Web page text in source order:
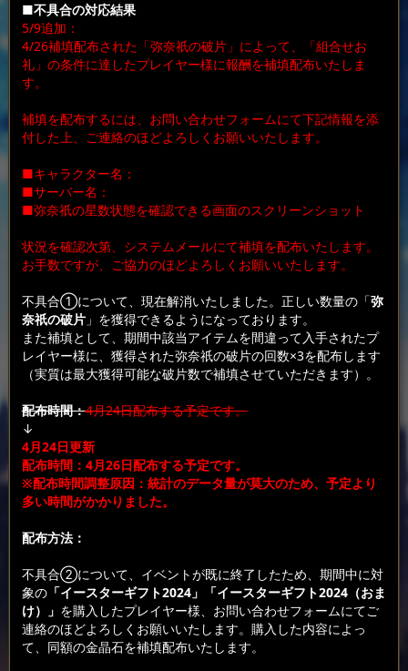
■不具合の対応結果
5/9追加：
4/26補填配布された「弥奈祇の破片」によって、「組合せお
礼」の条件に達したプレイヤー様に報酬を補填配布いたしま
す。
補填を配布するには、お問い合わせフォームにて下記情報を添
付した上、ご連絡のほどよろしくお願いいたします。
■キャラクター名：
■サーバー名：
■弥奈祇の星数状態を確認できる画面のスクリーンショット
状況を確認次第、システムメールにて補填を配布いたします。
お手数ですが、ご協力のほどよろしくお願いいたします。
不具合①について、現在解消いたしました。正しい数量の「弥
奈祇の破片」を獲得できるようになっております。
また補填として、期間中該当アイテムを間違って入手されたプ
レイヤー様に、獲得された弥奈祇の破片の回数×3を配布します
（実質は最大獲得可能な破片数で補填させていただきます）。
配布時間：4月24日配布する予定です。
↓
4月24日更新
配布時間：4月26日配布する予定です。
※配布時間調整原因：統計のデータ量が莫大のため、予定より
多い時間がかかりました。
配布方法：
不具合②について、イベントが既に終了したため、期間中に対
象の「イースターギフト2024」「イースターギフト2024（おま
け）」 を購入したプレイヤー様、お問い合わせフォームにてご
連絡のほどよろしくお願いいたします。購入した内容によっ
て、同額の金晶石を補填配布いたします。